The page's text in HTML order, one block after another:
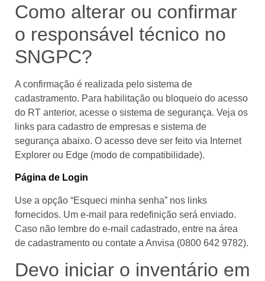
Como alterar ou confirmar
o responsável técnico no
SNGPC?
A confirmação é realizada pelo sistema de
cadastramento. Para habilitação ou bloqueio do acesso
do RT anterior, acesse o sistema de segurança. Veja os
links para cadastro de empresas e sistema de
segurança abaixo. O acesso deve ser feito via Internet
Explorer ou Edge (modo de compatibilidade).
Página de Login
Use a opção “Esqueci minha senha” nos links
fornecidos. Um e-mail para redefinição será enviado.
Caso não lembre do e-mail cadastrado, entre na área
de cadastramento ou contate a Anvisa (0800 642 9782).
Devo iniciar o inventário em